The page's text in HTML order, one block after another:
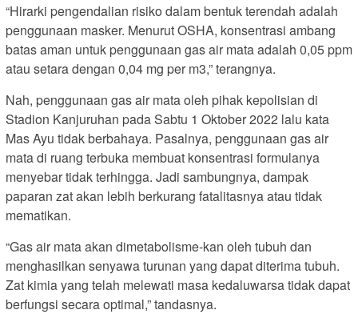
“Hirarki pengendalian risiko dalam bentuk terendah adalah
penggunaan masker. Menurut OSHA, konsentrasi ambang
batas aman untuk penggunaan gas air mata adalah 0,05 ppm
atau setara dengan 0,04 mg per m3,” terangnya.
Nah, penggunaan gas air mata oleh pihak kepolisian di
Stadion Kanjuruhan pada Sabtu 1 Oktober 2022 lalu kata
Mas Ayu tidak berbahaya. Pasalnya, penggunaan gas air
mata di ruang terbuka membuat konsentrasi formulanya
menyebar tidak terhingga. Jadi sambungnya, dampak
paparan zat akan lebih berkurang fatalitasnya atau tidak
mematikan.
“Gas air mata akan dimetabolisme-kan oleh tubuh dan
menghasilkan senyawa turunan yang dapat diterima tubuh.
Zat kimia yang telah melewati masa kedaluwarsa tidak dapat
berfungsi secara optimal,” tandasnya.